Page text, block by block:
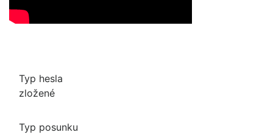
Typ hesla
zložené
Typ posunku